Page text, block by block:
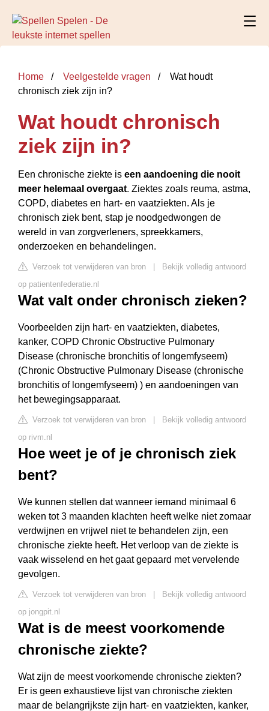
Home Veelgestelde vragen
Wat houdt
chronisch ziek zijn in?
Wat houdt chronisch
ziek zijn in?
Een chronische ziekte is een aandoening die nooit
meer helemaal overgaat. Ziektes zoals reuma, astma,
COPD, diabetes en hart- en vaatziekten. Als je
chronisch ziek bent, stap je noodgedwongen de
wereld in van zorgverleners, spreekkamers,
onderzoeken en behandelingen.
Verzoek tot verwijderen van bron
Bekijk volledig antwoord
op patientenfederatie.nl
Wat valt onder chronisch zieken?
Voorbeelden zijn hart- en vaatziekten, diabetes,
kanker, COPD Chronic Obstructive Pulmonary
Disease (chronische bronchitis of longemfyseem)
(Chronic Obstructive Pulmonary Disease (chronische
bronchitis of longemfyseem) ) en aandoeningen van
het bewegingsapparaat.
Verzoek tot verwijderen van bron
Bekijk volledig antwoord
op rivm.nl
Hoe weet je of je chronisch ziek
bent?
We kunnen stellen dat wanneer iemand minimaal 6
weken tot 3 maanden klachten heeft welke niet zomaar
verdwijnen en vrijwel niet te behandelen zijn, een
chronische ziekte heeft. Het verloop van de ziekte is
vaak wisselend en het gaat gepaard met vervelende
gevolgen.
Verzoek tot verwijderen van bron
Bekijk volledig antwoord
op jongpit.nl
Wat is de meest voorkomende
chronische ziekte?
Wat zijn de meest voorkomende chronische ziekten?
Er is geen exhaustieve lijst van chronische ziekten
maar de belangrijkste zijn hart- en vaatziekten, kanker,